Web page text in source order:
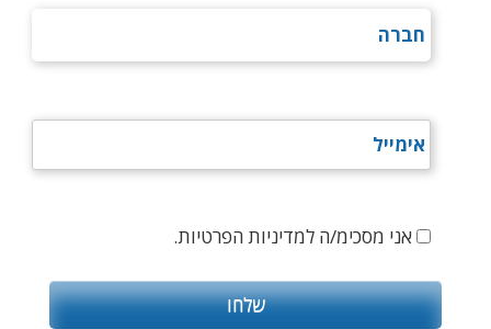
אני מסכימ/ה למדיניות הפרטיות.